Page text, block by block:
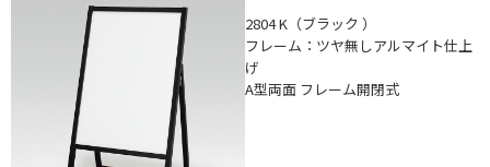
2804 K（ブラック ）
フレーム：ツヤ無しアルマイト仕上
げ
A型両面 フレーム開閉式